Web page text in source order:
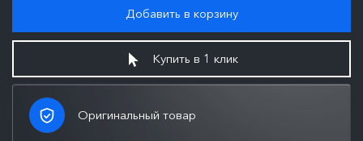
Добавить в корзину
Купить в 1 клик
Оригинальный товар